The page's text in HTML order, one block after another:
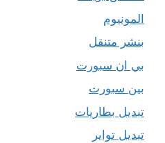
المونيوم
بنشر متنقل
بي ان سبورت
بين سبورت
تبديل بطاريات
تبديل تواير